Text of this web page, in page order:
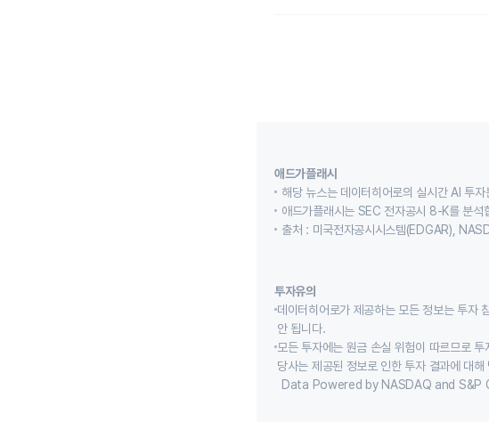
애드가플래시
해당 뉴스는 데이터히어로의 실시간 AI 투
애드가플래시는 SEC 전자공시 8-K를 분석
출처 : 미국전자공시시스템(EDGAR),
투자유의
데이터히어로가 제공하는 모든 정보는 투자
안 됩니다.
모든 투자에는 원금 손실 위험이 따르므로
당사는 제공된 정보로 인한 투자 결과에 대
Data Powered by NASDAQ and S&P